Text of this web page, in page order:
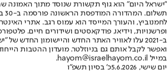
"ישראל היום" הוא גוף תקשורת שנוסד מתוך האמונה
ופרשנויות, וידיאו, פודקאסטים ושידורים חיים.
ב-2021 עלו לאוויר האתר החדש והיישומון
ואפשר לקבל אותם גם בניוזלטר. מועדון ההטבות
במייל hayom@israelhayom.co.il.
יום שישי, 5.6.2026
כ' בסיון תשפ"ו